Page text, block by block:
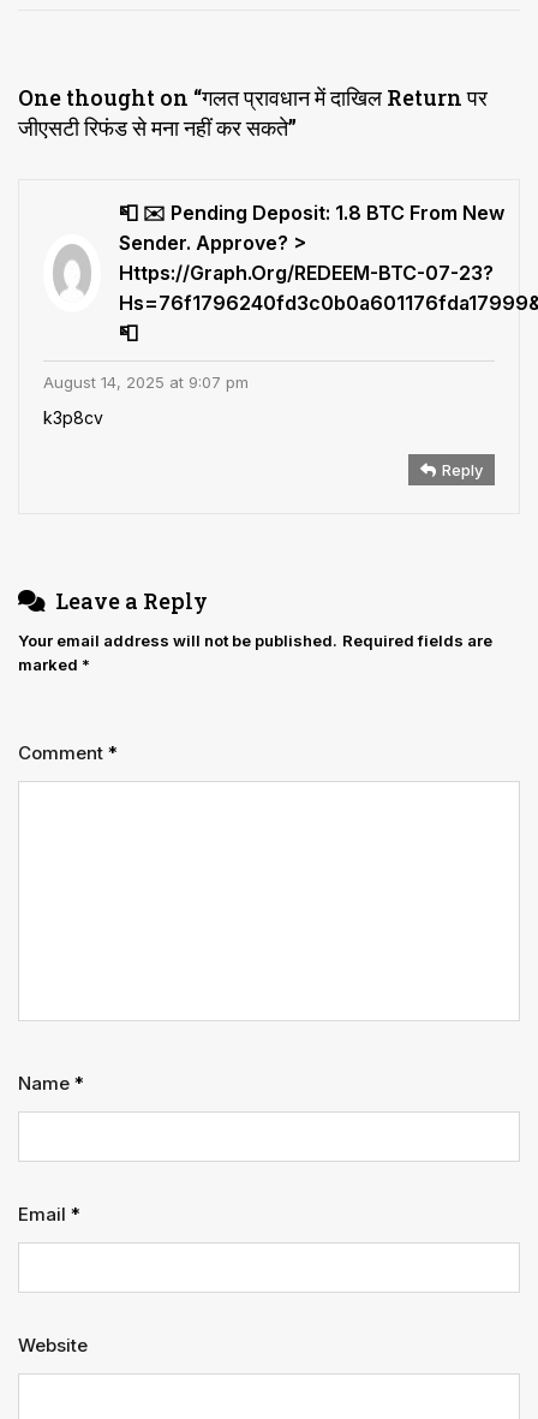
One thought on “गलत प्रावधान में दाखिल Return पर
जीएसटी रिफंड से मना नहीं कर सकते”
📮 ✉️ Pending Deposit: 1.8 BTC From New
Sender. Approve? >
Https://graph.org/REDEEM-BTC-07-23?
📮
August 14, 2025 at 9:07 pm
k3p8cv
Reply
Leave a Reply
Your email address will not be published. Required fields are
marked *
Comment *
Name *
Email *
Website